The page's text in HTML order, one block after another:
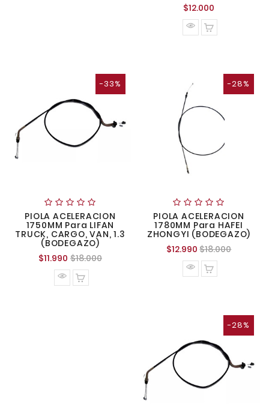
$12.000
normal
-33%
PIOLA ACELERACION
1750MM Para LIFAN
TRUCK, CARGO, VAN, 1.3
(BODEGAZO)
$11.990 Precio
normal
$18.000Precio
-28%
PIOLA ACELERACION
1780MM Para HAFEI
ZHONGYI (BODEGAZO)
$12.990 Precio
normal
$18.000Precio
-28%